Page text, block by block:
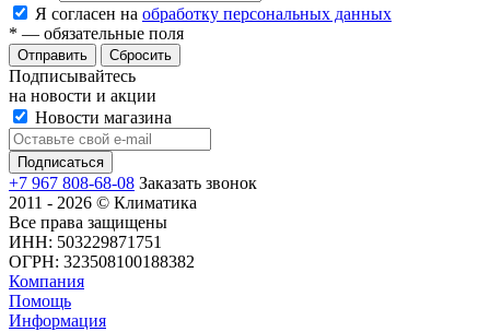
Я согласен на обработку персональных данных
* — обязательные поля
Сбросить
Подписывайтесь
на новости и акции
Новости магазина
+7 967 808-68-08 Заказать звонок
2011 - 2026 © Климатика
Все права защищены
ИНН: 503229871751
ОГРН: 323508100188382
Компания
Помощь
Информация